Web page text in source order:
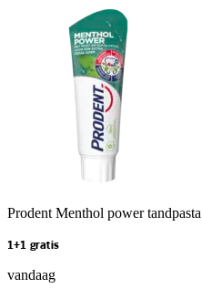
Prodent Menthol power tandpasta
1+1 gratis
vandaag